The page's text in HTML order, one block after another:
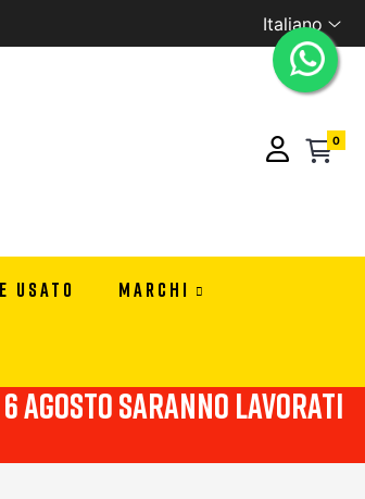
PER RIVENDITORI CONTATTACI PER
Italiano
0
USATO MARCHI
6 agosto saranno lavorati